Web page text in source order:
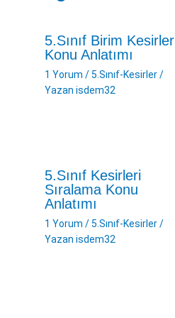
5.Sınıf Birim Kesirler
Konu Anlatımı
1 Yorum /5.Sınıf-Kesirler/
Yazan isdem32
5.Sınıf Kesirleri
Sıralama Konu
Anlatımı
1 Yorum /5.Sınıf-Kesirler/
Yazan isdem32